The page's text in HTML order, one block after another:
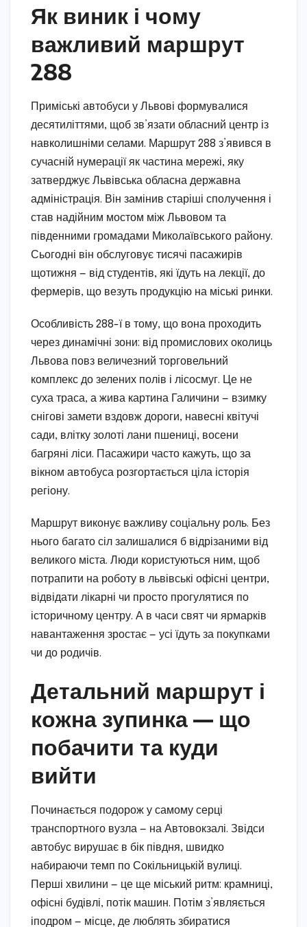
Як виник і чому
важливий маршрут
288
Приміські автобуси у Львові формувалися
десятиліттями, щоб зв’язати обласний центр із
навколишніми селами. Маршрут 288 з’явився в
сучасній нумерації як частина мережі, яку
затверджує Львівська обласна державна
адміністрація. Він замінив старіші сполучення і
став надійним мостом між Львовом та
південними громадами Миколаївського району.
Сьогодні він обслуговує тисячі пасажирів
щотижня — від студентів, які їдуть на лекції, до
фермерів, що везуть продукцію на міські ринки.
Особливість 288-ї в тому, що вона проходить
через динамічні зони: від промислових околиць
Львова повз величезний торговельний
комплекс до зелених полів і лісосмуг. Це не
суха траса, а жива картина Галичини — взимку
снігові замети вздовж дороги, навесні квітучі
сади, влітку золоті лани пшениці, восени
багряні ліси. Пасажири часто кажуть, що за
вікном автобуса розгортається ціла історія
регіону.
Маршрут виконує важливу соціальну роль. Без
нього багато сіл залишалися б відрізаними від
великого міста. Люди користуються ним, щоб
потрапити на роботу в львівські офісні центри,
відвідати лікарні чи просто прогулятися по
історичному центру. А в часи свят чи ярмарків
навантаження зростає — усі їдуть за покупками
чи до родичів.
Детальний маршрут і
кожна зупинка — що
побачити та куди
вийти
Починається подорож у самому серці
транспортного вузла — на Автовокзалі. Звідси
автобус вирушає в бік півдня, швидко
набираючи темп по Сокільницькій вулиці.
Перші хвилини — це ще міський ритм: крамниці,
офісні будівлі, потік машин. Потім з’являється
іподром — місце, де люблять збиратися